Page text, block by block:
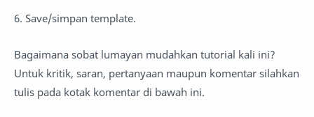
6. Save/simpan template.
Bagaimana sobat lumayan mudahkan tutorial kali ini?
Untuk kritik, saran, pertanyaan maupun komentar silahkan
tulis pada kotak komentar di bawah ini.